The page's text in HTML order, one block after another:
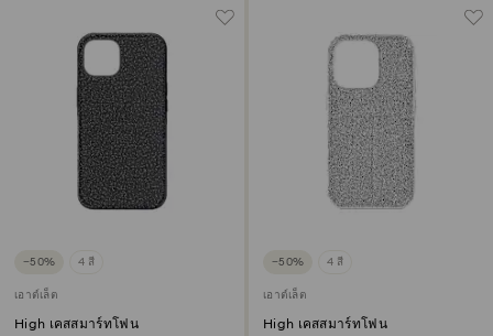
−50% 4 สี
เอาต์เล็ต
High เคสสมาร์ทโฟน
−50% 4 สี
เอาต์เล็ต
High เคสสมาร์ทโฟน